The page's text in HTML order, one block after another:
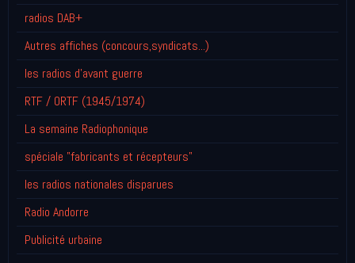
radios DAB+
Autres affiches (concours,syndicats...)
les radios d'avant guerre
RTF / ORTF (1945/1974)
La semaine Radiophonique
spéciale "fabricants et récepteurs"
les radios nationales disparues
Radio Andorre
Publicité urbaine